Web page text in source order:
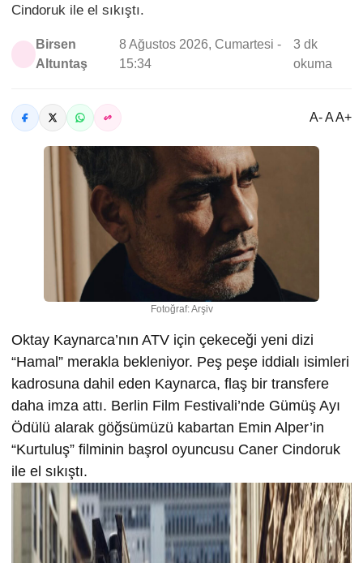
Cindoruk ile el sıkıştı.
Birsen
Altuntaş
8 Ağustos 2026, Cumartesi -
15:34
3 dk
okuma
A- A A+
Fotoğraf: Arşiv
Oktay Kaynarca’nın ATV için çekeceği yeni dizi
“Hamal” merakla bekleniyor. Peş peşe iddialı isimleri
kadrosuna dahil eden Kaynarca, flaş bir transfere
daha imza attı. Berlin Film Festivali’nde Gümüş Ayı
Ödülü alarak göğsümüzü kabartan Emin Alper’in
“Kurtuluş” filminin başrol oyuncusu Caner Cindoruk
ile el sıkıştı.